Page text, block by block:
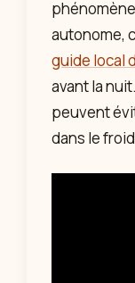
autonome,
guide local
avant la
peuvent
dans le